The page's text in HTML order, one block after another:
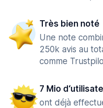
Très bien noté
Une note
250k avis au
comme
7 Mio
ont déjà